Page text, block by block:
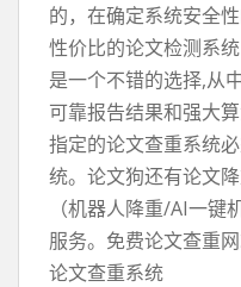
的，在确定系统安全
性价比的论文检测系
是一个不错的选择,从
可靠报告结果和强大
指定的论文查重系统
统。论文狗还有论文
（机器人降重/AI一
服务。免费论文查重
论文查重系统